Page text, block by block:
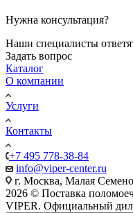
Нужна консультация?
Наши специалисты
Задать вопрос
Каталог
О компании
Услуги
Контакты
+7 495 778-38-84
info@viper-center.ru
г. Москва, Малая
2026 © Поставка
VIPER. Официальный